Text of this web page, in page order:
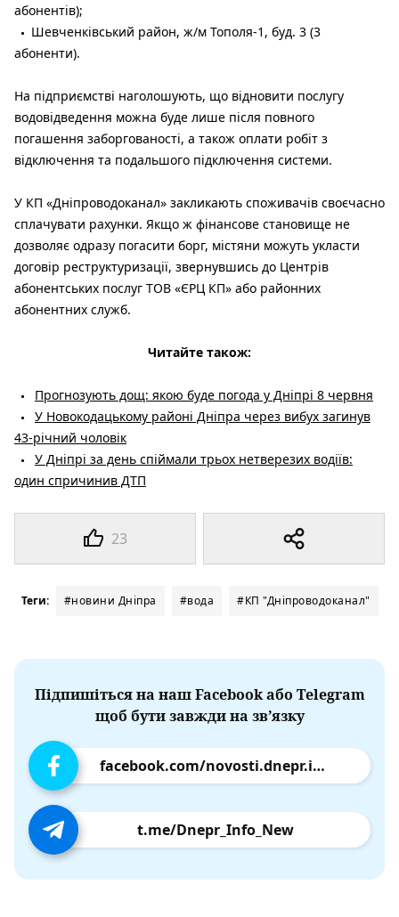
23
абонентів);
Шевченківський район, ж/м Тополя-1, буд. 3 (3
абоненти).
На підприємстві наголошують, що відновити послугу
водовідведення можна буде лише після повного
погашення заборгованості, а також оплати робіт з
відключення та подальшого підключення системи.
У КП «Дніпроводоканал» закликають споживачів своєчасно
сплачувати рахунки. Якщо ж фінансове становище не
дозволяє одразу погасити борг, містяни можуть укласти
договір реструктуризації, звернувшись до Центрів
абонентських послуг ТОВ «ЄРЦ КП» або районних
абонентних служб.
Читайте також:
Прогнозують дощ: якою буде погода у Дніпрі 8 червня
У Новокодацькому районі Дніпра через вибух загинув
43-річний чоловік
У Дніпрі за день спіймали трьох нетверезих водіїв:
один спричинив ДТП
Теги: #новини Дніпра #вода #КП "Дніпроводоканал"
Підпишіться на наш Facebook або Telegram
щоб бути завжди на зв’язку
facebook.com/novosti.dnepr.info
t.me/Dnepr_Info_New